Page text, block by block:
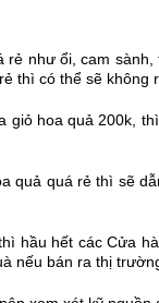
như ổi, cam
thì có thể sẽ không
hoa quả 200k,
quá rẻ thì sẽ
hầu hết các Cửa
nếu bán ra thị